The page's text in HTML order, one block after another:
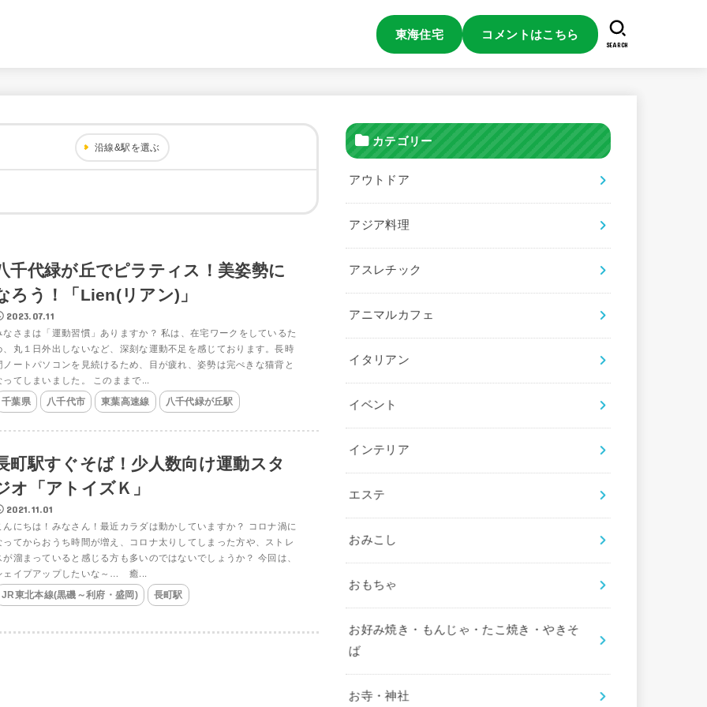
東海住宅 コメントはこちら
SEARCH
沿線&駅を選ぶ
千代緑が丘でピラティス！美姿勢に
ろう！「Lien(リアン)」
2023.07.11
なさまは「運動習慣」ありますか？ 私は、在宅ワークをしているた
、丸１日外出しないなど、深刻な運動不足を感じております。長時
ノートパソコンを見続けるため、目が疲れ、姿勢は完ぺきな猫背と
ってしまいました。 このままで...
千葉県 八千代市 東葉高速線 八千代緑が丘駅
町駅すぐそば！少人数向け運動スタ
オ「アトイズＫ」
2021.11.01
んにちは！みなさん！最近カラダは動かしていますか？ コロナ渦に
ってからおうち時間が増え、コロナ太りしてしまった方や、ストレ
が溜まっていると感じる方も多いのではないでしょうか？ 今回は、
ェイプアップしたいな～… 癒...
JR東北本線(黒磯～利府・盛岡) 長町駅
カテゴリー
アウトドア
アジア料理
アスレチック
アニマルカフェ
イタリアン
イベント
インテリア
エステ
おみこし
おもちゃ
お好み焼き・もんじゃ・たこ焼き・やきそ
ば
お寺・神社